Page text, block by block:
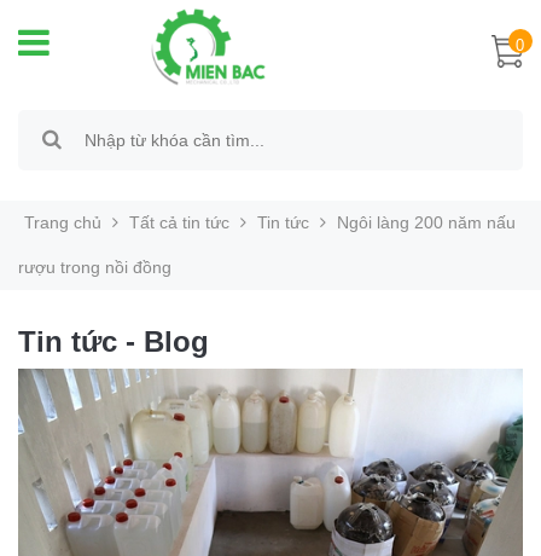
0
Trang chủ Tất cả tin tức Tin tức Ngôi làng 200 năm nấu
rượu trong nồi đồng
Tin tức - Blog